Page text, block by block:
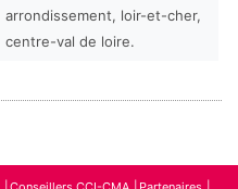
arrondissement, loir-et-cher,
centre-val de loire.